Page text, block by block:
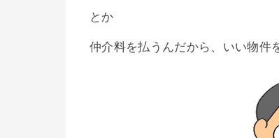
とか
仲介料を払うんだから、いい物件